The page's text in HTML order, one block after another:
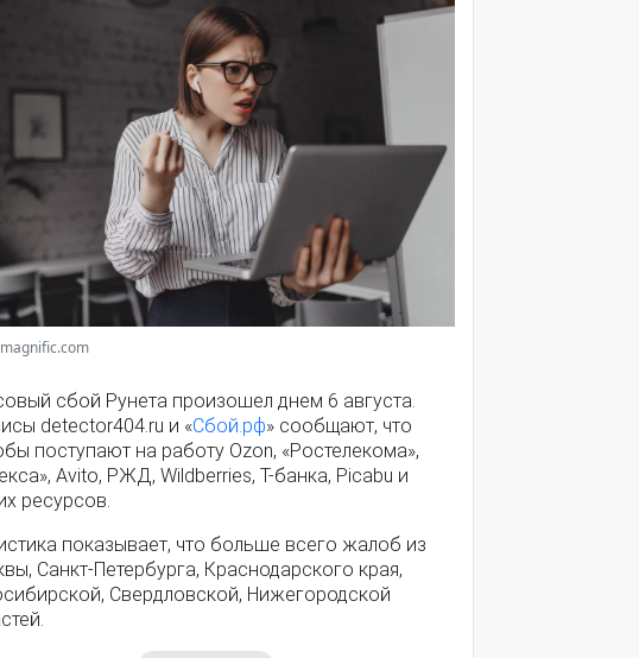
сбой Рунета произошел днем 6 августа.
detector404.ru и «Сбой.рф» сообщают, что
поступают на работу Ozon, «Ростелекома»,
Avito, РЖД, Wildberries, Т-банка, Picabu и
ресурсов.
показывает, что больше всего жалоб из
Санкт-Петербурга, Краснодарского края,
Свердловской, Нижегородской